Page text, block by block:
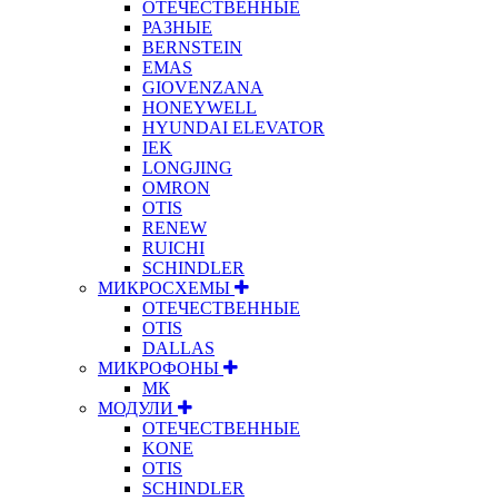
ОТЕЧЕСТВЕННЫЕ
РАЗНЫЕ
BERNSTEIN
EMAS
GIOVENZANA
HONEYWELL
HYUNDAI ELEVATOR
IEK
LONGJING
OMRON
OTIS
RENEW
RUICHI
SCHINDLER
МИКРОСХЕМЫ
ОТЕЧЕСТВЕННЫЕ
OTIS
DALLAS
МИКРОФОНЫ
МК
МОДУЛИ
ОТЕЧЕСТВЕННЫЕ
KONE
OTIS
SCHINDLER